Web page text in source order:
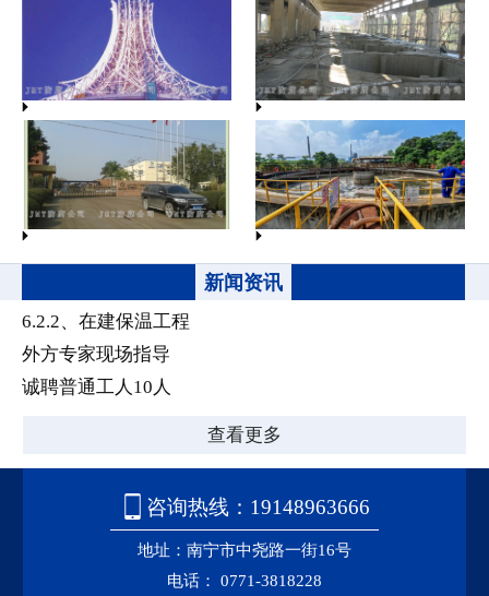
装 3.7、化学清洗
精品工程
5.2、普瑞斯防腐工程
5.3、中信大锰防腐工程
新闻资讯
6.2.2、在建保温工程
外方专家现场指导
诚聘普通工人10人
查看更多
 咨询热线：19148963666
地址：南宁市中尧路一街16号
电话： 0771-3818228